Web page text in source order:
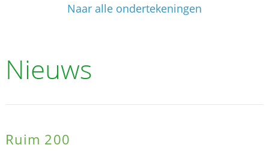
Naar alle ondertekeningen
Nieuws
Ruim 200